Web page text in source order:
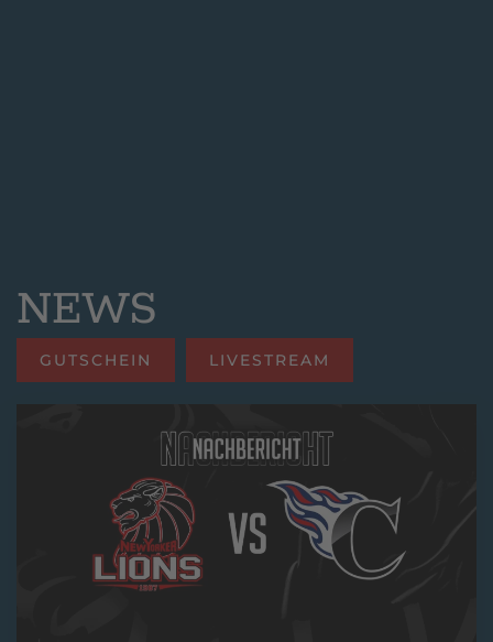
NEWS
GUTSCHEIN LIVESTREAM